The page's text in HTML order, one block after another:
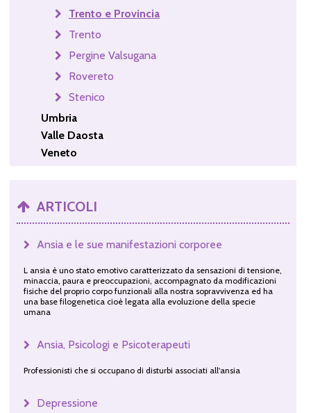
Trento e Provincia
Trento
Pergine Valsugana
Rovereto
Stenico
Umbria
Valle Daosta
Veneto
ARTICOLI
Ansia e le sue manifestazioni corporee
L ansia è uno stato emotivo caratterizzato da sensazioni di tensione,
minaccia, paura e preoccupazioni, accompagnato da modificazioni
fisiche del proprio corpo funzionali alla nostra sopravvivenza ed ha
una base filogenetica cioè legata alla evoluzione della specie
umana
Ansia, Psicologi e Psicoterapeuti
Professionisti che si occupano di disturbi associati all'ansia
Depressione